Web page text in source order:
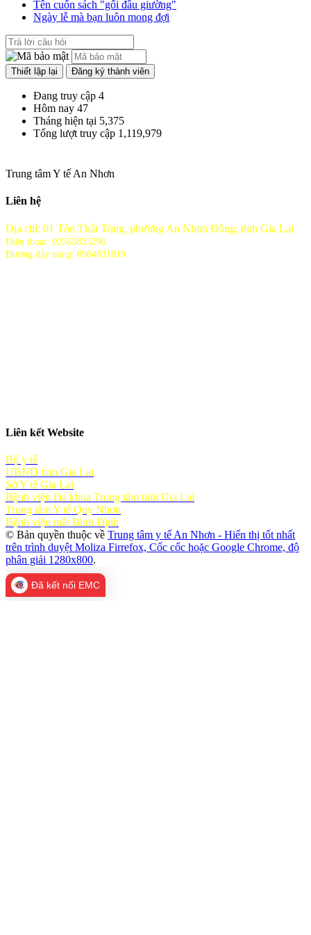
Tên cuốn sách "gối đầu giường"
Ngày lễ mà bạn luôn mong đợi
Đang truy cập 4
Hôm nay 47
Tháng hiện tại 5,375
Tổng lượt truy cập 1,119,979
Trung tâm Y tế An Nhơn
Liên hệ
Địa chỉ: 01 Tôn Thất Tùng, phường An Nhơn Đông, tỉnh Gia Lai
Điện thoại: 02563835296
Đường dây nóng: 0964831919
Liên kết Website
Bộ y tế
UBND tỉnh Gia Lai
Sở Y tế Gia Lai
Bệnh viện Đa khoa Trung tâm tỉnh Gia Lai
Trung tâm Y tế Quy Nhơn
Bệnh viện mắt Bình Định
© Bản quyền thuộc về Trung tâm y tế An Nhơn - Hiển thị tốt nhất
trên trình duyệt Moliza Firrefox, Cốc cốc hoặc Google Chrome, độ
phân giải 1280x800.
Đã kết nối EMC